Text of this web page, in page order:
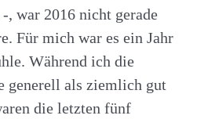
, war 2016 nicht gerade
Für mich war es ein Jahr
Während ich die
generell als ziemlich gut
die letzten fünf